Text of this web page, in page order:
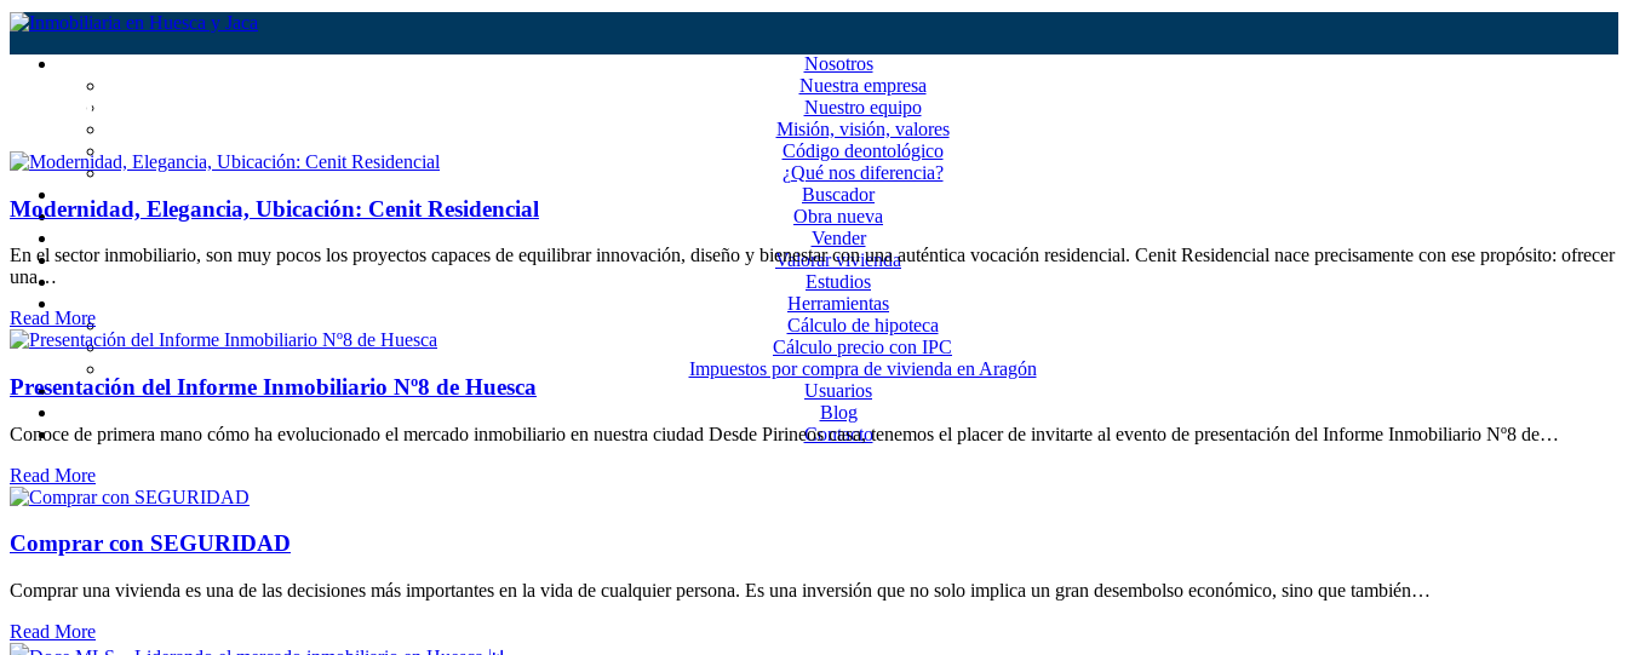
Nosotros
Nuestra empresa
Nuestro equipo
Misión, visión, valores
Código deontológico
¿Qué nos diferencia?
Buscador
Obra nueva
Vender
Valorar vivienda
Estudios
Herramientas
Cálculo de hipoteca
Cálculo precio con IPC
Impuestos por compra de vivienda en Aragón
Usuarios
Blog
Contacto
Pirineos Casa
Modernidad, Elegancia, Ubicación: Cenit Residencial
En el sector inmobiliario, son muy pocos los proyectos capaces de equilibrar innovación, diseño y bienestar con una auténtica vocación residencial. Cenit Residencial nace precisamente con ese propósito: ofrecer
una…
Read More
Presentación del Informe Inmobiliario Nº8 de Huesca
Conoce de primera mano cómo ha evolucionado el mercado inmobiliario en nuestra ciudad Desde Pirineos casa, tenemos el placer de invitarte al evento de presentación del Informe Inmobiliario Nº8 de…
Read More
Comprar con SEGURIDAD
Comprar una vivienda es una de las decisiones más importantes en la vida de cualquier persona. Es una inversión que no solo implica un gran desembolso económico, sino que también…
Read More